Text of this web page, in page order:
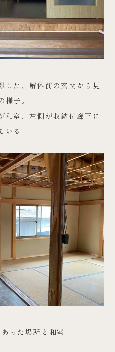
した、解体前の玄関から見
様子。
和室、左側が収納付廊下に
いる
った場所と和室